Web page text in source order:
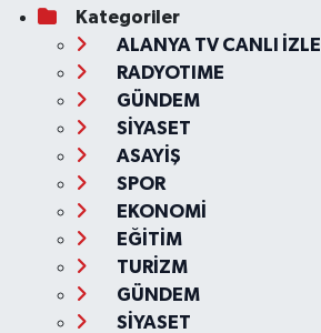
Kategoriler
ALANYA TV CANLI İZLE
RADYOTIME
GÜNDEM
SİYASET
ASAYİŞ
SPOR
EKONOMİ
EĞİTİM
TURİZM
GÜNDEM
SİYASET